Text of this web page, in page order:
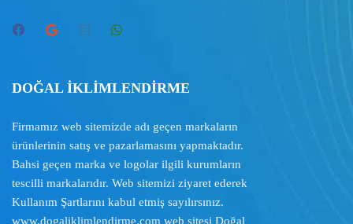
DOĞAL İKLİMLENDİRME
Firmamız web sitemizde adı geçen markaların
ürünlerinin satış ve pazarlamasını yapmaktadır.
Bahsi geçen marka ve logolar ilgili kurumların
tescilli markalarıdır. Web sitemizi ziyaret ederek
Kullanım Şartlarını kabul etmiş sayılırsınız.
www.dogaliklimlendirme.com web sitesi Doğal